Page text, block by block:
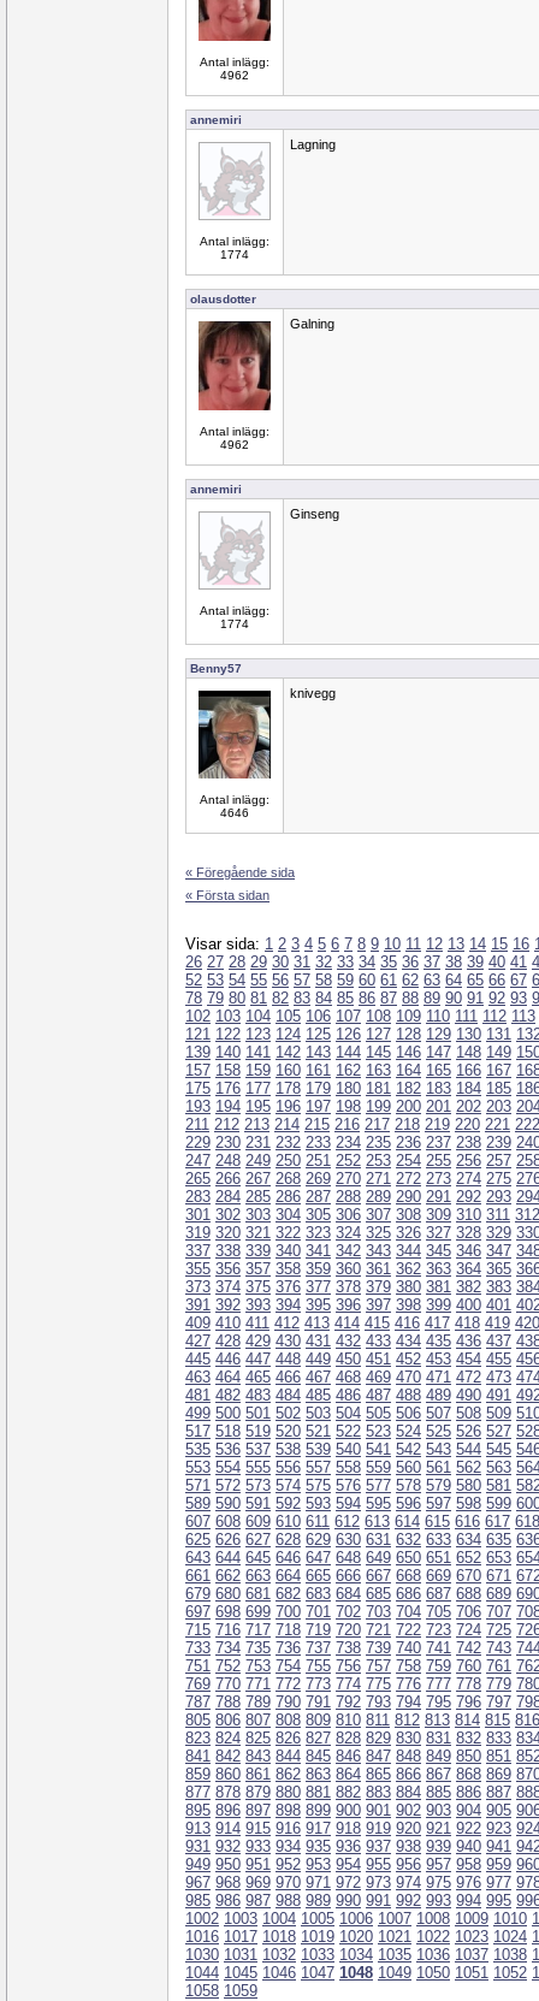
Antal inlägg:
4962
annemiri
Antal inlägg:
1774
Lagning
olausdotter
Antal inlägg:
4962
Galning
annemiri
Antal inlägg:
1774
Ginseng
Benny57
Antal inlägg:
4646
knivegg
« Föregående sida
« Första sidan
Visar sida: 1 2 3 4 5 6 7 8 9 10 11 12 13 14 15 16
26 27 28 29 30 31 32 33 34 35 36 37 38 39 40 41
52 53 54 55 56 57 58 59 60 61 62 63 64 65 66 67
78 79 80 81 82 83 84 85 86 87 88 89 90 91 92 93
102 103 104 105 106 107 108 109 110 111 112 113
121 122 123 124 125 126 127 128 129 130 131
139 140 141 142 143 144 145 146 147 148 149
157 158 159 160 161 162 163 164 165 166 167
175 176 177 178 179 180 181 182 183 184 185
193 194 195 196 197 198 199 200 201 202 203
211 212 213 214 215 216 217 218 219 220 221 222
229 230 231 232 233 234 235 236 237 238 239
247 248 249 250 251 252 253 254 255 256 257
265 266 267 268 269 270 271 272 273 274 275
283 284 285 286 287 288 289 290 291 292 293
301 302 303 304 305 306 307 308 309 310 311 312
319 320 321 322 323 324 325 326 327 328 329
337 338 339 340 341 342 343 344 345 346 347
355 356 357 358 359 360 361 362 363 364 365
373 374 375 376 377 378 379 380 381 382 383
391 392 393 394 395 396 397 398 399 400 401
409 410 411 412 413 414 415 416 417 418 419 420
427 428 429 430 431 432 433 434 435 436 437
445 446 447 448 449 450 451 452 453 454 455
463 464 465 466 467 468 469 470 471 472 473
481 482 483 484 485 486 487 488 489 490 491
499 500 501 502 503 504 505 506 507 508 509
517 518 519 520 521 522 523 524 525 526 527
535 536 537 538 539 540 541 542 543 544 545
553 554 555 556 557 558 559 560 561 562 563
571 572 573 574 575 576 577 578 579 580 581
589 590 591 592 593 594 595 596 597 598 599
607 608 609 610 611 612 613 614 615 616 617 618
625 626 627 628 629 630 631 632 633 634 635
643 644 645 646 647 648 649 650 651 652 653
661 662 663 664 665 666 667 668 669 670 671
679 680 681 682 683 684 685 686 687 688 689
697 698 699 700 701 702 703 704 705 706 707
715 716 717 718 719 720 721 722 723 724 725
733 734 735 736 737 738 739 740 741 742 743
751 752 753 754 755 756 757 758 759 760 761
769 770 771 772 773 774 775 776 777 778 779
787 788 789 790 791 792 793 794 795 796 797
805 806 807 808 809 810 811 812 813 814 815 816
823 824 825 826 827 828 829 830 831 832 833
841 842 843 844 845 846 847 848 849 850 851
859 860 861 862 863 864 865 866 867 868 869
877 878 879 880 881 882 883 884 885 886 887
895 896 897 898 899 900 901 902 903 904 905
913 914 915 916 917 918 919 920 921 922 923
931 932 933 934 935 936 937 938 939 940 941
949 950 951 952 953 954 955 956 957 958 959
967 968 969 970 971 972 973 974 975 976 977
985 986 987 988 989 990 991 992 993 994 995
1002 1003 1004 1005 1006 1007 1008 1009 1010
1016 1017 1018 1019 1020 1021 1022 1023 1024
1030 1031 1032 1033 1034 1035 1036 1037 1038
1044 1045 1046 1047 1048 1049 1050 1051 1052
1058 1059